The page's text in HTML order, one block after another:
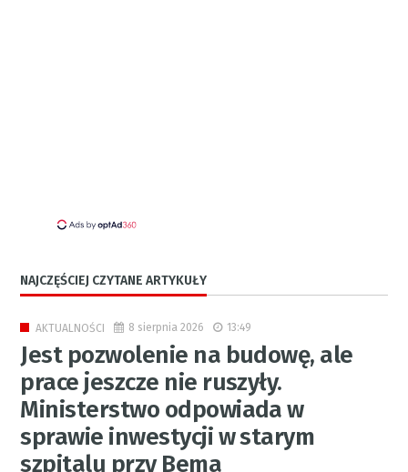
NAJCZĘŚCIEJ CZYTANE ARTYKUŁY
AKTUALNOŚCI 8 sierpnia 2026 13:49
Jest pozwolenie na budowę, ale
prace jeszcze nie ruszyły.
Ministerstwo odpowiada w
sprawie inwestycji w starym
szpitalu przy Bema